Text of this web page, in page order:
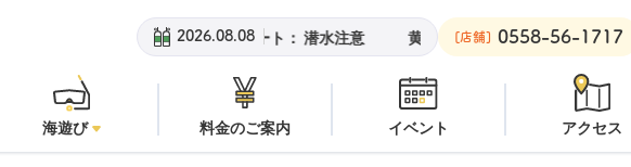
2026.08.08
安良里ボート：潜水注意 黄金崎ビーチ： オープン 安良里ボート：
[店舗] 0558-56-1717
海遊び 料金のご案内 イベント アクセス